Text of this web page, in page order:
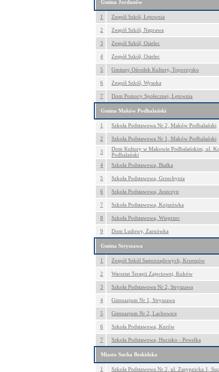
Gmina Jordanów
1 Zespół Szkół, Łętownia
2 Zespół Szkół, Naprawa
3 Zespół Szkół, Osielec
4 Zespół Szkół, Osielec
5 Gminny Ośrodek Kultury, Toporzysko
6 Zespół Szkół, Wysoka
7 Dom Pomocy Społecznej, Łętownia
Gmina Maków Podhalański
1 Szkoła Podstawowa Nr 2, Maków Podhalański
2 Szkoła Podstawowa Nr 1, Maków Podhalański
3
Dom Kultury w Makowie Podhalańskim, ul.
Podhalański
4
Szkoła Podstawowa, Białka
5 Szkoła Podstawowa, Grzechynia
6 Szkoła Podstawowa, Juszczyn
7 Szkoła Podstawowa, Kojszówka
8 Szkoła Podstawowa, Wieprzec
9 Dom Ludowy, Żarnówka
Gmina Stryszawa
1 Zespół Szkół Samorządowych, Krzeszów
2 Warsztat Terapii Zajęciowej, Kuków
3 Szkoła Podstawowa Nr 2, Stryszawa
4 Gimnazjum Nr 1, Stryszawa
5 Gimnazjum Nr 2, Lachowice
6 Szkoła Podstawowa, Kurów
7 Szkoła Podstawowa, Hucisko - Pewelka
Miasto Sucha Beskidzka
1 Szkoła Podstawowa Nr 2, ul. Zasypnicka 1,